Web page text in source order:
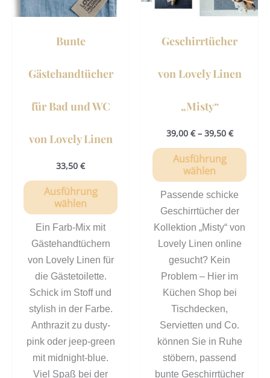
Bunte
Gästehandtücher
für Bad und WC
von Lovely Linen
33,50 €
Ausführung
wählen
Optionen
Produktseite
Ein Farb-Mix mit
Gästehandtüchern
von Lovely Linen für
die Gästetoilette.
Schick im Stoff und
stylish in der Farbe.
Anthrazit zu dusty-
pink oder jeep-green
mit midnight-blue.
Viel Spaß bei der
Geschirrtücher
von Lovely Linen
„Misty“
39,00 €– 39,50 €
Ausführung
wählen
Passende schicke
Geschirrtücher der
Kollektion „Misty“ von
Lovely Linen online
gesucht? Kein
Problem – Hier im
Küchen Shop bei
Tischdecken,
Servietten und Co.
können Sie in Ruhe
stöbern, passend
bunte Geschirrtücher